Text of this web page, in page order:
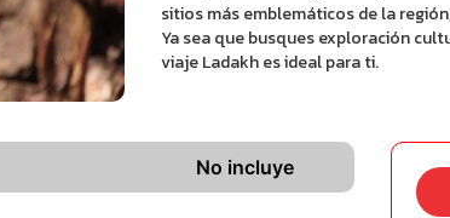
sitios más emblemáticos de la
Ya sea que busques exploración
viaje Ladakh es ideal para ti.
No incluye